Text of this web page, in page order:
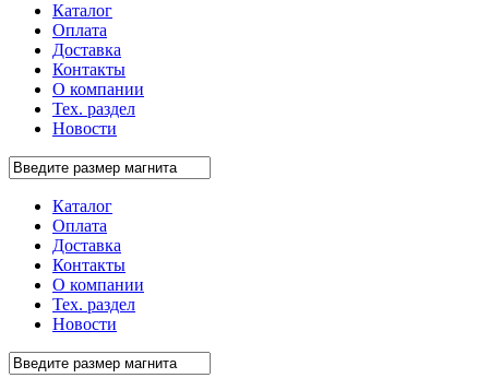
Каталог
Оплата
Доставка
Контакты
О компании
Тех. раздел
Новости
Каталог
Оплата
Доставка
Контакты
О компании
Тех. раздел
Новости